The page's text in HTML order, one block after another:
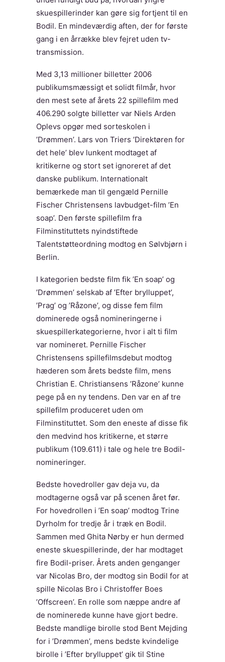
skuespillerinder kan gøre sig fortjent til en
Bodil. En mindeværdig aften, der for første
gang i en årrække blev fejret uden tv-
transmission.
Med 3,13 millioner billetter 2006
publikumsmæssigt et solidt filmår, hvor
den mest sete af årets 22 spillefilm med
406.290 solgte billetter var Niels Arden
Oplevs opgør med sorteskolen i
’Drømmen’. Lars von Triers ’Direktøren for
det hele’ blev lunkent modtaget af
kritikerne og stort set ignoreret af det
danske publikum. Internationalt
bemærkede man til gengæld Pernille
Fischer Christensens lavbudget-film ’En
soap’. Den første spillefilm fra
Filminstituttets nyindstiftede
Talentstøtteordning modtog en Sølvbjørn i
Berlin.
I kategorien bedste film fik ’En soap’ og
’Drømmen’ selskab af ’Efter brylluppet’,
’Prag’ og ’Råzone’, og disse fem film
dominerede også nomineringerne i
skuespillerkategorierne, hvor i alt ti film
var nomineret. Pernille Fischer
Christensens spillefilmsdebut modtog
hæderen som årets bedste film, mens
Christian E. Christiansens ’Råzone’ kunne
pege på en ny tendens. Den var en af tre
spillefilm produceret uden om
Filminstituttet. Som den eneste af disse fik
den medvind hos kritikerne, et større
publikum (109.611) i tale og hele tre Bodil-
nomineringer.
Bedste hovedroller gav deja vu, da
modtagerne også var på scenen året før.
For hovedrollen i ’En soap’ modtog Trine
Dyrholm for tredje år i træk en Bodil.
Sammen med Ghita Nørby er hun dermed
eneste skuespillerinde, der har modtaget
fire Bodil-priser. Årets anden genganger
var Nicolas Bro, der modtog sin Bodil for at
spille Nicolas Bro i Christoffer Boes
’Offscreen’. En rolle som næppe andre af
de nominerede kunne have gjort bedre.
Bedste mandlige birolle stod Bent Mejding
for i ’Drømmen’, mens bedste kvindelige
birolle i ’Efter brylluppet’ gik til Stine